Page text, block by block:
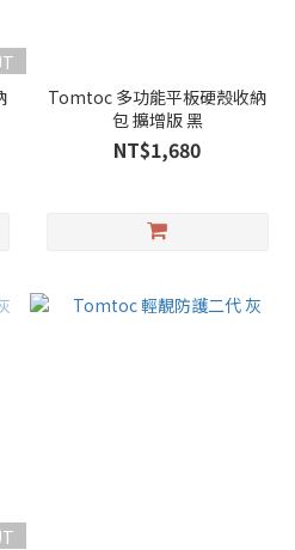
Tomtoc 多功能平板硬殼收納
包 擴增版 黑
NT$1,680